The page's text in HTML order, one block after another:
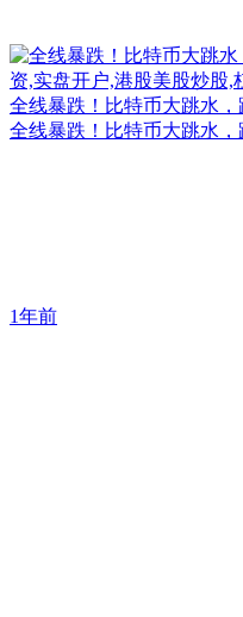
全线暴跌！比特币大跳水，
全线暴跌！比特币大跳水，
1年前